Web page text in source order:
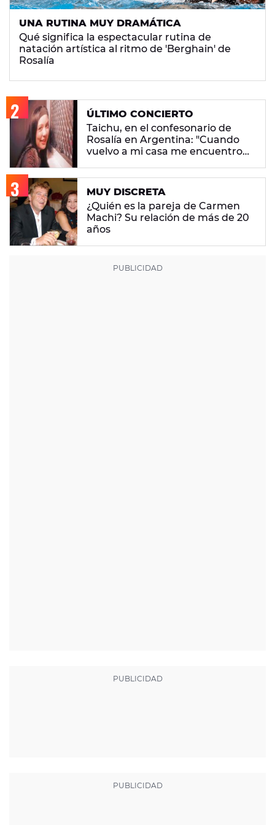
UNA RUTINA MUY DRAMÁTICA
Qué significa la espectacular rutina de
natación artística al ritmo de 'Berghain' de
Rosalía
ÚLTIMO CONCIERTO
Taichu, en el confesonario de
Rosalía en Argentina: "Cuando
vuelvo a mi casa me encuentro
MUY DISCRETA
¿Quién es la pareja de Carmen
Machi? Su relación de más de 20
años